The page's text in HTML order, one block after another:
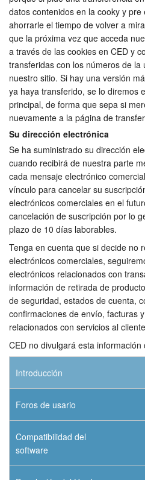
datos contenidos en la cooky y
ahorrarle el tiempo de volver a
que la próxima vez que acceda
a través de las cookies en CED y
transferidas con los números de
nuestro sitio. Si hay una versión
ya haya transferido, se lo diremos
principal, de forma que sepa si
nuevamente a la página de
Su dirección electrónica
Se ha suministrado su dirección
cuando recibirá de nuestra parte
cada mensaje electrónico
vínculo para cancelar su
electrónicos comerciales en el
cancelación de suscripción por lo
plazo de 10 días laborables.
Tenga en cuenta que si decide no
electrónicos comerciales,
electrónicos relacionados con
información de retirada de
de seguridad, estados de cuenta,
confirmaciones de envío, facturas
relacionados con servicios al
CED no divulgará esta
Introducción
Foros de usario
Compatibilidad del
software